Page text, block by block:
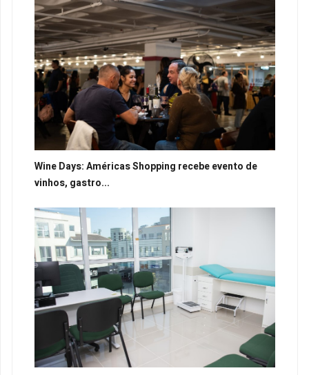
Wine Days: Américas Shopping recebe evento de
vinhos, gastro...